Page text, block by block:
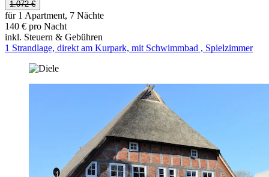
1.072 €
für 1 Apartment, 7 Nächte
140 € pro Nacht
inkl. Steuern & Gebühren
1 Strandlage, direkt am Kurpark, mit Schwimmbad , Spielzimmer